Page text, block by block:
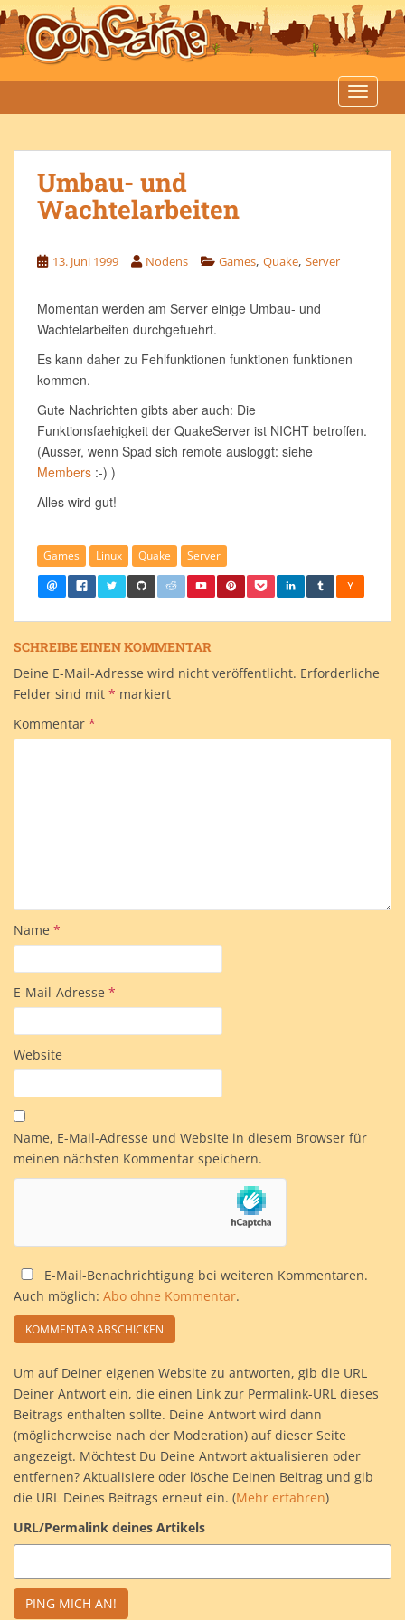
S
k
i
o
Umbau- und
Wachtelarbeiten
13. Juni 1999 Nodens Games,Quake,Server
Momentan werden am Server einige Umbau- und
Wachtelarbeiten durchgefuehrt.
Es kann daher zu Fehlfunktionen funktionen funktionen
kommen.
Gute Nachrichten gibts aber auch: Die
Funktionsfaehigkeit der QuakeServer ist NICHT betroffen.
(Ausser, wenn Spad sich remote ausloggt: siehe
Members :-) )
Alles wird gut!
Games Linux Quake Server
SCHREIBE EINEN KOMMENTAR
Deine E-Mail-Adresse wird nicht veröffentlicht. Erforderliche
Felder sind mit * markiert
Kommentar *
Name *
E-Mail-Adresse *
Website
Name, E-Mail-Adresse und Website in diesem Browser für
meinen nächsten Kommentar speichern.
E-Mail-Benachrichtigung bei weiteren Kommentaren.
Auch möglich: Abo ohne Kommentar.
Um auf Deiner eigenen Website zu antworten, gib die URL
Deiner Antwort ein, die einen Link zur Permalink-URL dieses
Beitrags enthalten sollte. Deine Antwort wird dann
(möglicherweise nach der Moderation) auf dieser Seite
angezeigt. Möchtest Du Deine Antwort aktualisieren oder
entfernen? Aktualisiere oder lösche Deinen Beitrag und gib
die URL Deines Beitrags erneut ein. (Mehr erfahren)
URL/Permalink deines Artikels